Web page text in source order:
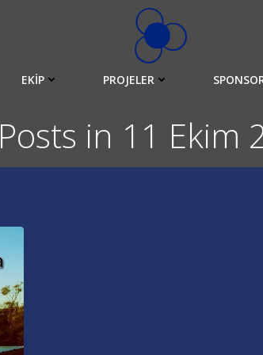
EKIP PROJELER
Posts in 11 Ekim